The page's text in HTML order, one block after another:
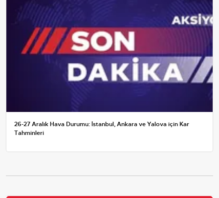
26-27 Aralık Hava Durumu: İstanbul, Ankara ve Yalova için Kar
Tahminleri